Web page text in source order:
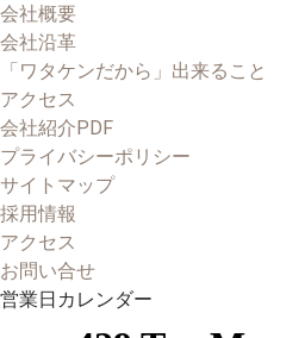
会社概要
会社沿革
「ワタケンだから」出来ること
アクセス
会社紹介PDF
プライバシーポリシー
サイトマップ
採用情報
アクセス
お問い合せ
営業日カレンダー